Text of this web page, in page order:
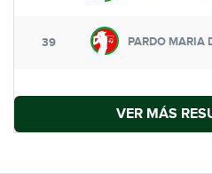
39 PARDO MARIA
VER MÁS